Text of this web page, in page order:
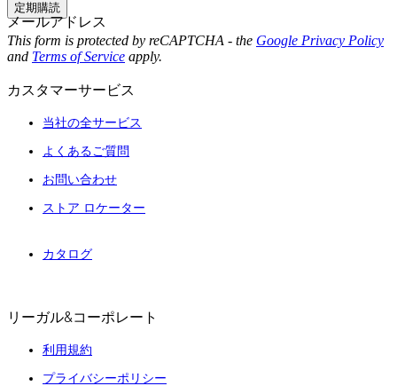
メールアドレス
定期購読
This form is protected by reCAPTCHA - the Google Privacy Policy
and Terms of Service apply.
カスタマーサービス
当社の全サービス
よくあるご質問
お問い合わせ
ストア ロケーター
カタログ
リーガル&コーポレート
利用規約
プライバシーポリシー